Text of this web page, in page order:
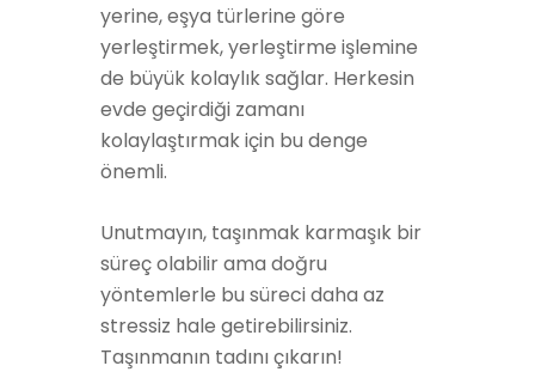
yerine, eşya türlerine göre
yerleştirmek, yerleştirme işlemine
de büyük kolaylık sağlar. Herkesin
evde geçirdiği zamanı
kolaylaştırmak için bu denge
önemli.
Unutmayın, taşınmak karmaşık bir
süreç olabilir ama doğru
yöntemlerle bu süreci daha az
stressiz hale getirebilirsiniz.
Taşınmanın tadını çıkarın!